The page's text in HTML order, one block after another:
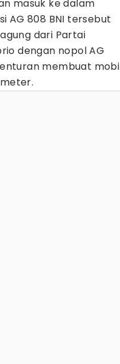
masuk ke dalam
AG 808 BNI tersebut
dari Partai
dengan nopol AG
membuat